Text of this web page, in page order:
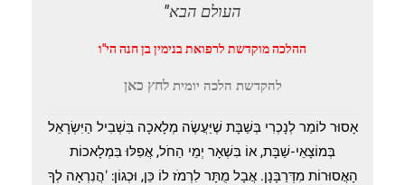
העולם הבא"
ההלכה מוקדשת לרפואת בנימין בן חנה הי"ו
להקדשת הלכה יומיתלחץ כאן
אָסוּר לוֹמַר לְנָכְרִי בְּשַׁבָּת שֶׁיַּעֲשֶׂה מְלָאכָה בִּשְׁבִיל הַיִּשְׂרָאֵל
בְּמוֹצָאֵי-שַׁבָּת, אוֹ בִּשְׁאָר יְמֵי הַחֹל, אֲפִלּוּ בִּמְלָאכוֹת
הָאֲסוּרוֹת מִדְּרַבָּנָן. אֲבָל מֻתָּר לִרְמֹז לוֹ כֵּן, וּכְגוֹן: 'הֲנִרְאָה לְךָ